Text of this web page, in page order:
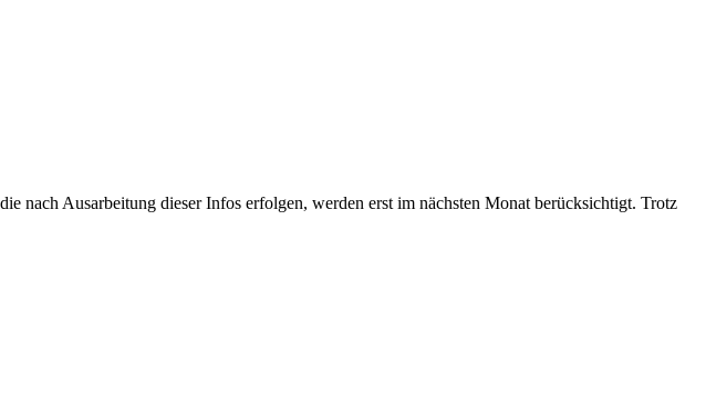
nach Ausarbeitung dieser Infos erfolgen, werden erst im nächsten Monat berücksichtigt. Trotz